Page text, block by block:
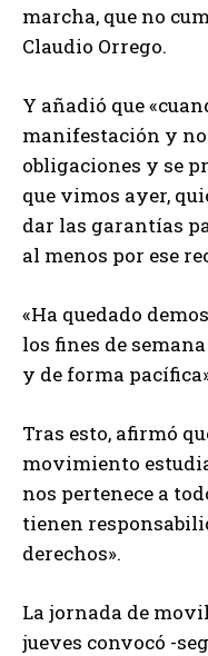
marcha, que no
Claudio Orrego.
Y añadió que
manifestación y no
obligaciones y se
que vimos ayer,
dar las garantías
al menos por ese
«Ha quedado
los fines de
y de forma
Tras esto, afirmó
movimiento
nos pertenece a
tienen
derechos».
La jornada de
jueves convocó -